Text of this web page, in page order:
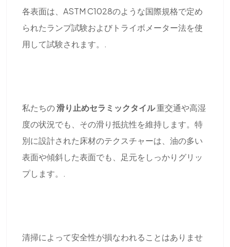
各表面は、ASTM C1028のような国際規格で定め
られたランプ試験およびトライボメーター法を使
用して試験されます。.
私たちの滑り止めセラミックタイル重交通や高湿
度の状況でも、その滑り抵抗性を維持します。特
別に設計された床材のテクスチャーは、油の多い
表面や傾斜した表面でも、足元をしっかりグリッ
プします。.
清掃によって安全性が損なわれることはありませ